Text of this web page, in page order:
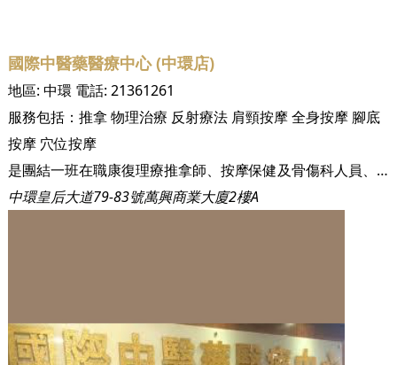
國際中醫藥醫療中心 (中環店)
地區: 中環 電話: 21361261
服務包括： 推拿物理治療 反射療法 肩頸按摩全身按摩 腳底
按摩 穴位按摩
是團結一班在職康復理療推拿師、按摩保健及骨傷科人員、物理治療師、脊椎神經科醫師等等人員提供培訓提升專業技術及知識
中環皇后大道79-83號萬興商業大廈2樓A